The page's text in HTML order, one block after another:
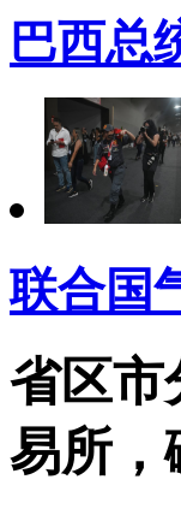
巴西总
联合国
省区市
易所，